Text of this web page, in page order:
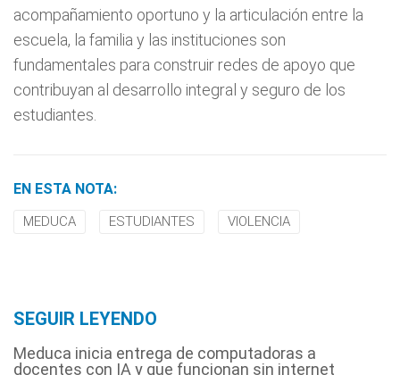
acompañamiento oportuno y la articulación entre la
escuela, la familia y las instituciones son
fundamentales para construir redes de apoyo que
contribuyan al desarrollo integral y seguro de los
estudiantes.
EN ESTA NOTA:
MEDUCA ESTUDIANTES VIOLENCIA
SEGUIR LEYENDO
Meduca inicia entrega de computadoras a
docentes con IA y que funcionan sin internet